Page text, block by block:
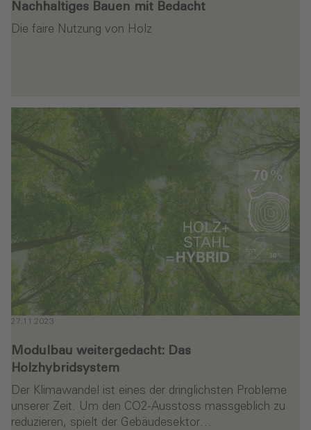
Nachhaltiges Bauen mit Bedacht
Die faire Nutzung von Holz
27.11.2023
Modulbau weitergedacht: Das
Holzhybridsystem
Der Klimawandel ist eines der dringlichsten Probleme
unserer Zeit. Um den CO2-Ausstoss massgeblich zu
reduzieren, spielt der Gebäudesektor…